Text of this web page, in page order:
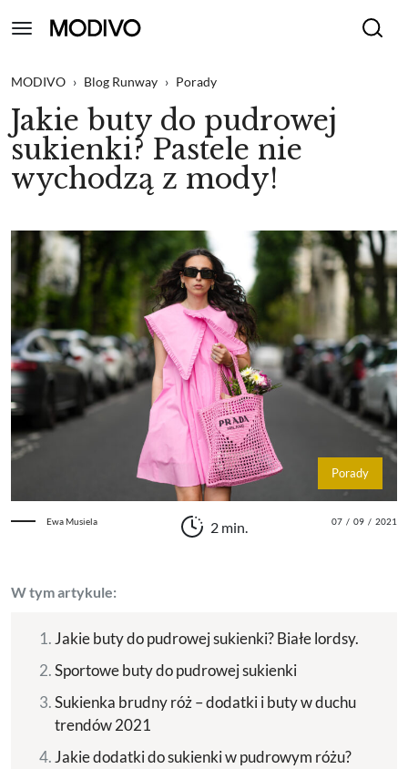
MODIVO › Blog Runway › Porady
Jakie buty do pudrowej
sukienki? Pastele nie
wychodzą z mody!
Porady
Ewa Musiela 2 min. 07 / 09 / 2021
W tym artykule:
Jakie buty do pudrowej sukienki? Białe lordsy.
Sportowe buty do pudrowej sukienki
Sukienka brudny róż – dodatki i buty w duchu
trendów 2021
Jakie dodatki do sukienki w pudrowym różu?